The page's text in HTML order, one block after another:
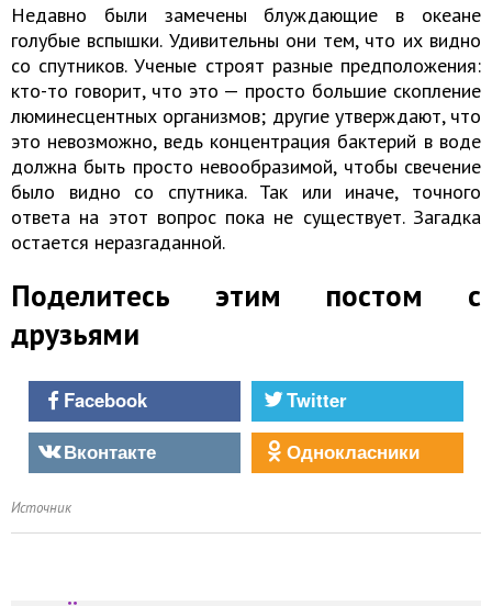
Недавно были замечены блуждающие в океане
голубые вспышки. Удивительны они тем, что их видно
со спутников. Ученые строят разные предположения:
кто-то говорит, что это — просто большие скопление
люминесцентных организмов; другие утверждают, что
это невозможно, ведь концентрация бактерий в воде
должна быть просто невообразимой, чтобы свечение
было видно со спутника. Так или иначе, точного
ответа на этот вопрос пока не существует. Загадка
остается неразгаданной.
Поделитесь этим постом с
друзьями
Facebook
Twitter
Вконтакте
Однокласники
Источник